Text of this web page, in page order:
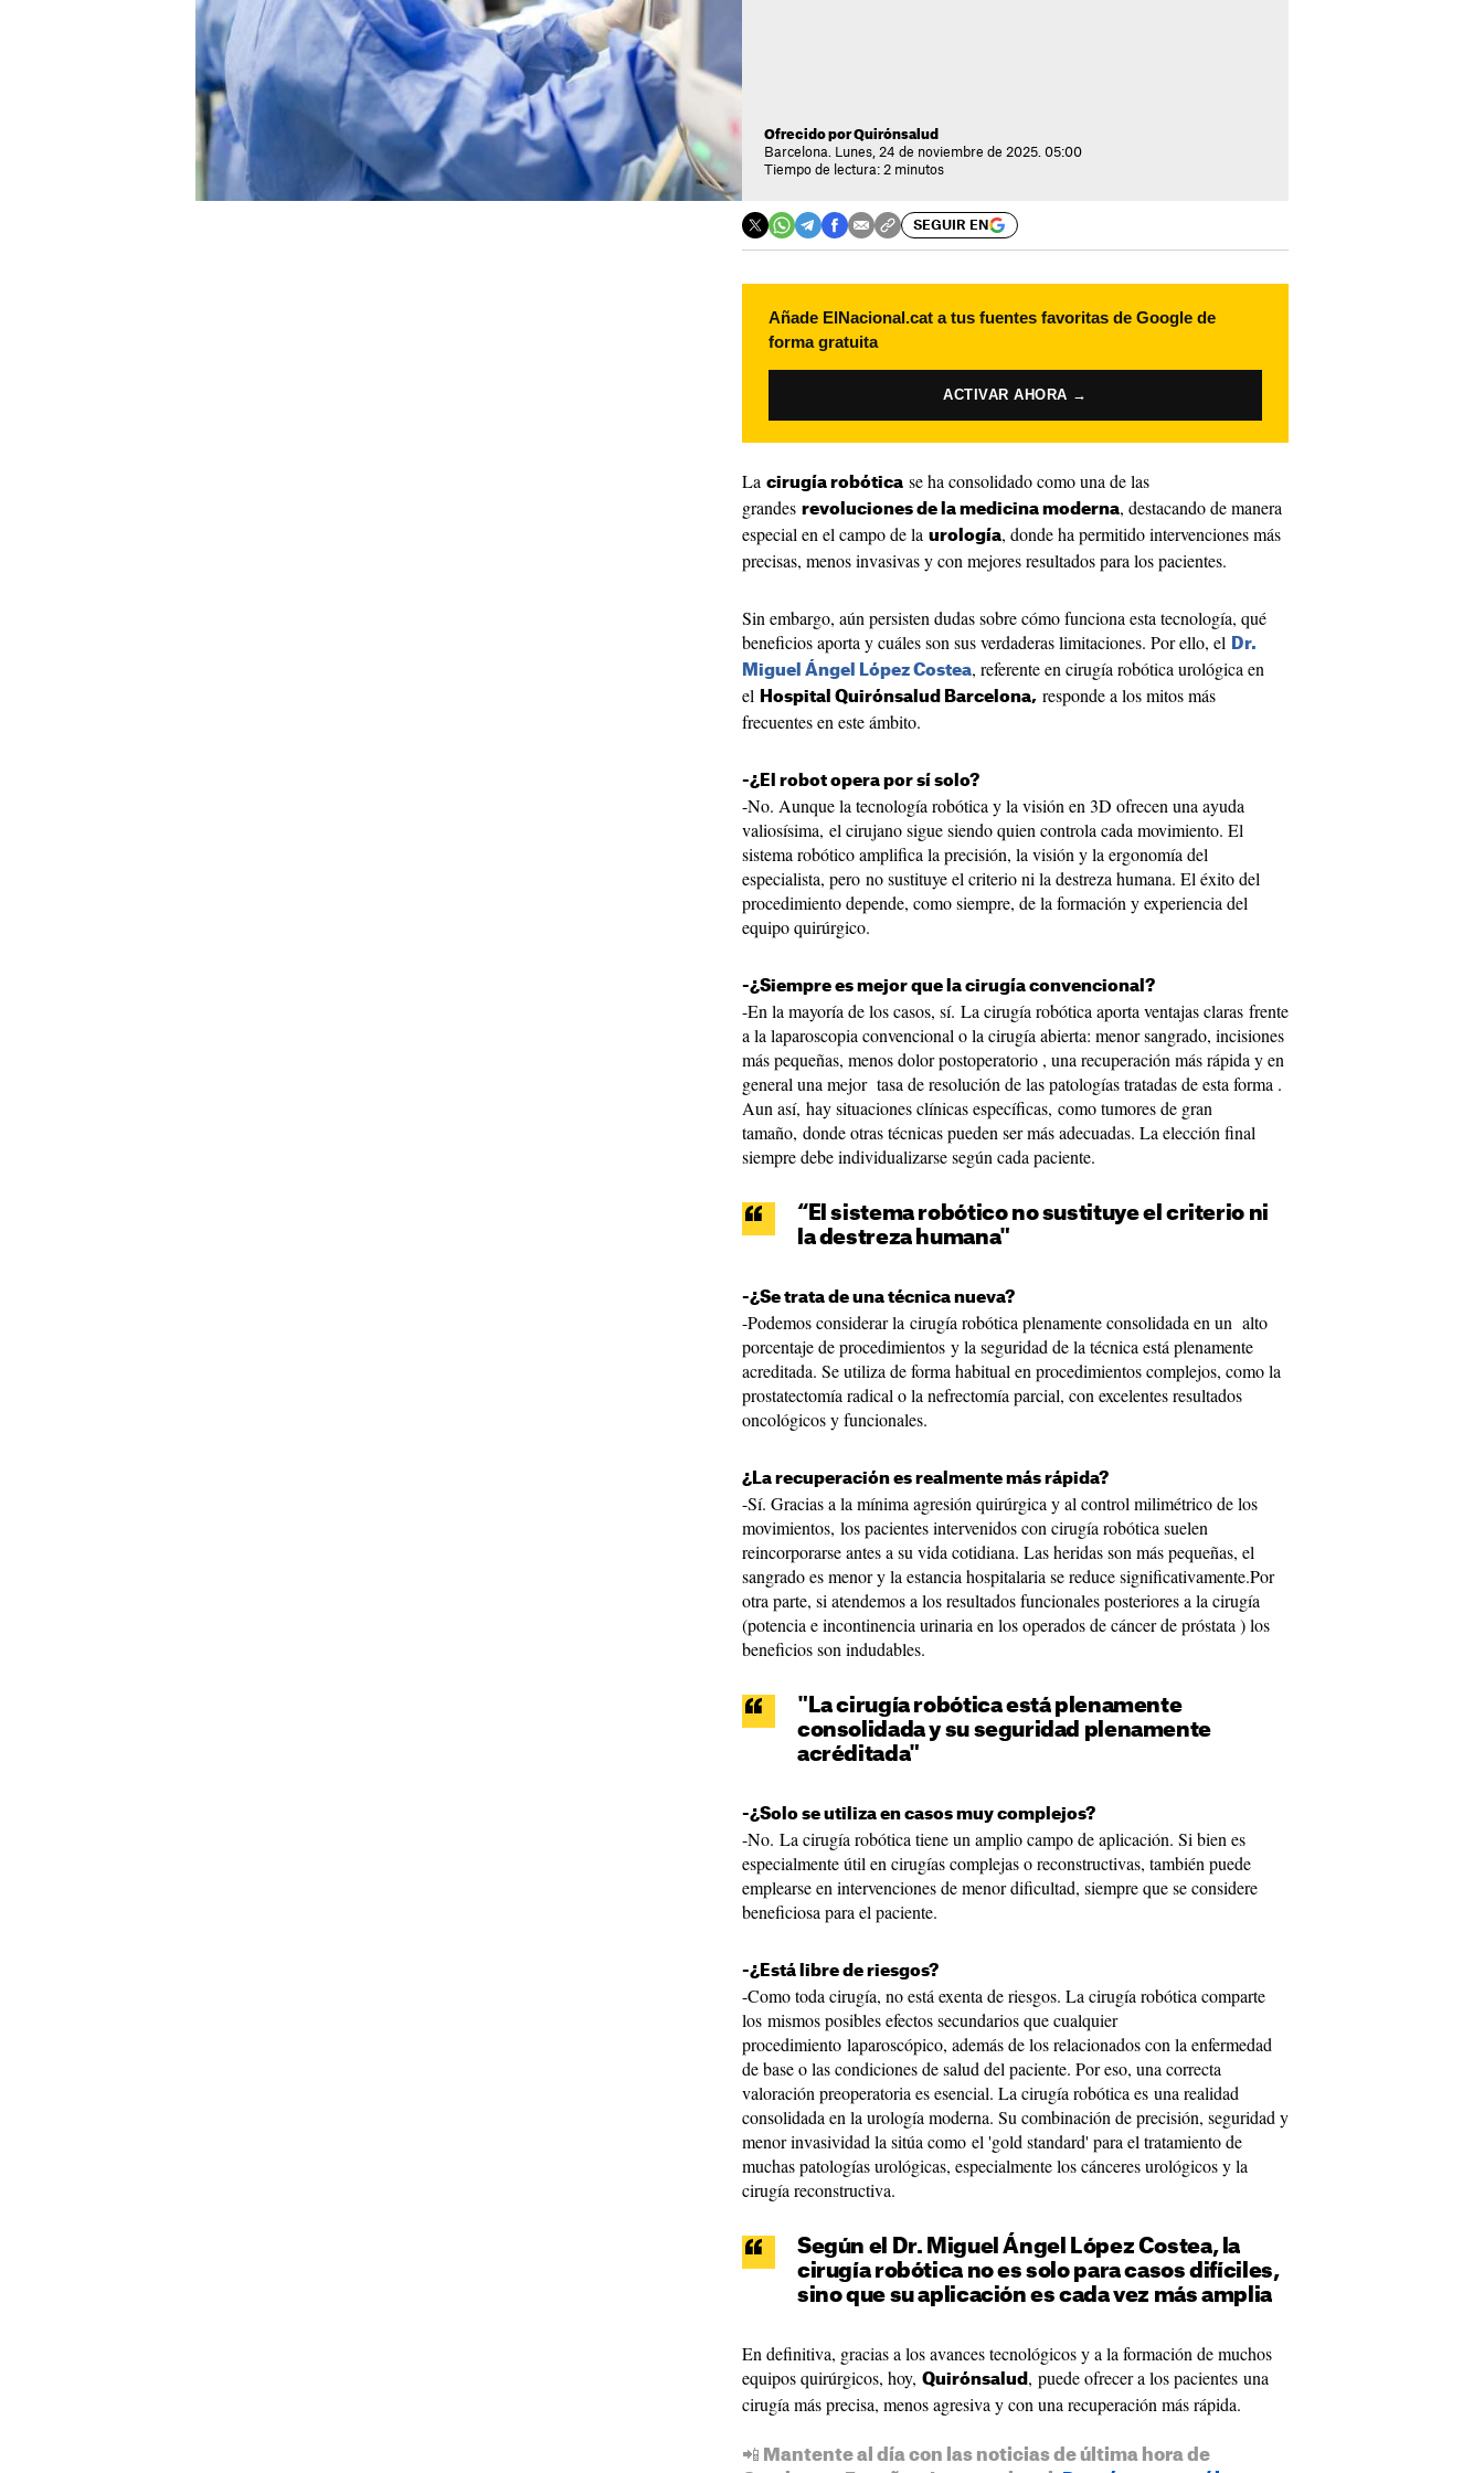
Ofrecido por Quirónsalud
Barcelona. Lunes, 24 de noviembre de 2025. 05:00
Tiempo de lectura: 2 minutos
SEGUIR EN
Añade ElNacional.cat a tus fuentes favoritas de Google de
forma gratuita
ACTIVAR AHORA →
La cirugía robótica se ha consolidado como una de las
grandes revoluciones de la medicina moderna, destacando de manera
especial en el campo de la urología, donde ha permitido intervenciones más
precisas, menos invasivas y con mejores resultados para los pacientes.
Sin embargo, aún persisten dudas sobre cómo funciona esta tecnología, qué
beneficios aporta y cuáles son sus verdaderas limitaciones. Por ello, el
Dr.
Miguel Ángel López Costea, referente en cirugía robótica urológica en
el
Hospital Quirónsalud Barcelona, responde a los mitos más
frecuentes en este ámbito.
-¿El robot opera por sí solo?
-No. Aunque la tecnología robótica y la visión en 3D ofrecen una ayuda
valiosísima, el cirujano sigue siendo quien controla cada movimiento. El
sistema robótico amplifica la precisión, la visión y la ergonomía del
especialista, pero no sustituye el criterio ni la destreza humana. El éxito del
procedimiento depende, como siempre, de la formación y experiencia del
equipo quirúrgico.
-¿Siempre es mejor que la cirugía convencional?
-En la mayoría de los casos, sí. La cirugía robótica aporta ventajas claras frente
a la laparoscopia convencional o la cirugía abierta: menor sangrado, incisiones
más pequeñas, menos dolor postoperatorio , una recuperación más rápida y en
general una mejor tasa de resolución de las patologías tratadas de esta forma .
Aun así, hay situaciones clínicas específicas, como tumores de gran
tamaño, donde otras técnicas pueden ser más adecuadas. La elección final
siempre debe individualizarse según cada paciente.
“El sistema robótico no sustituye el criterio ni
la destreza humana"
-¿Se trata de una técnica nueva?
-Podemos considerar la cirugía robótica plenamente consolidada en un alto
porcentaje de procedimientos y la seguridad de la técnica está plenamente
acreditada. Se utiliza de forma habitual en procedimientos complejos, como la
prostatectomía radical o la nefrectomía parcial, con excelentes resultados
oncológicos y funcionales.
¿La recuperación es realmente más rápida?
-Sí. Gracias a la mínima agresión quirúrgica y al control milimétrico de los
movimientos, los pacientes intervenidos con cirugía robótica suelen
reincorporarse antes a su vida cotidiana. Las heridas son más pequeñas, el
sangrado es menor y la estancia hospitalaria se reduce significativamente.Por
otra parte, si atendemos a los resultados funcionales posteriores a la cirugía
(potencia e incontinencia urinaria en los operados de cáncer de próstata ) los
beneficios son indudables.
"La cirugía robótica está plenamente
consolidada y su seguridad plenamente
acréditada"
-¿Solo se utiliza en casos muy complejos?
-No. La cirugía robótica tiene un amplio campo de aplicación. Si bien es
especialmente útil en cirugías complejas o reconstructivas, también puede
emplearse en intervenciones de menor dificultad, siempre que se considere
beneficiosa para el paciente.
-¿Está libre de riesgos?
-Como toda cirugía, no está exenta de riesgos. La cirugía robótica comparte
los mismos posibles efectos secundarios que cualquier
procedimiento laparoscópico, además de los relacionados con la enfermedad
de base o las condiciones de salud del paciente. Por eso, una correcta
valoración preoperatoria es esencial. La cirugía robótica es una realidad
consolidada en la urología moderna. Su combinación de precisión, seguridad y
menor invasividad la sitúa como el 'gold standard' para el tratamiento de
muchas patologías urológicas, especialmente los cánceres urológicos y la
cirugía reconstructiva.
Según el Dr. Miguel Ángel López Costea, la
cirugía robótica no es solo para casos difíciles,
sino que su aplicación es cada vez más amplia
En definitiva, gracias a los avances tecnológicos y a la formación de muchos
equipos quirúrgicos, hoy, Quirónsalud , puede ofrecer a los pacientes una
cirugía más precisa, menos agresiva y con una recuperación más rápida.
📲 Mantente al día con las noticias de última hora de